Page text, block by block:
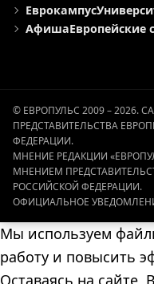
Еврокампус
АфишаЕвропейские
© ЕВРОПУЛЬС 2009 – 2026.
ПРЕДСТАВИТЕЛЬСТВА
ФЕДЕРАЦИИ.
МНЕНИЕ РЕДАКЦИИ
МНЕНИЕМ
РОССИЙСКОЙ ФЕДЕРАЦИИ.
ОФИЦИАЛЬНОЕ
Мы используем
работу и повысить
Оставаясь на сайте,